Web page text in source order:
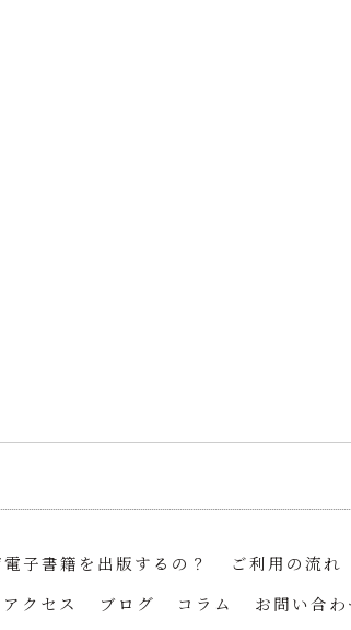
子書籍を出版するの？ ご利用の流れ
アクセス ブログ コラム お問い合わ